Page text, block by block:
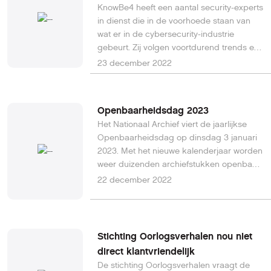
KnowBe4 heeft een aantal security-experts
in dienst die in de voorhoede staan van
wat er in de cybersecurity-industrie
gebeurt. Zij volgen voortdurend trends en
blijven op de hoogte van de nieuwste
dreigingen, tools en technieken.
voor komend jaar.Lees hier verder.
23 december 2022
Openbaarheidsdag 2023
Het Nationaal Archief viert de jaarlijkse
Openbaarheidsdag op dinsdag 3 januari
2023. Met het nieuwe kalenderjaar worden
weer duizenden archiefstukken openbaar,
die tot dan toe alleen onder voorwaarden
22 december 2022
Stichting Oorlogsverhalen nou niet
direct klantvriendelijk
De stichting Oorlogsverhalen vraagt de